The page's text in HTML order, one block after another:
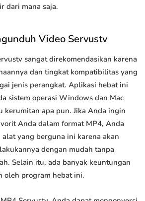
dari mana saja.
Video Servustv
sangat direkomendasikan karena
dan tingkat kompatibilitas yang
jenis perangkat. Aplikasi hebat ini
sistem operasi Windows dan Mac
kerumitan apa pun. Jika Anda ingin
Anda dalam format MP4, Anda
yang berguna ini karena akan
dengan mudah tanpa
Selain itu, ada banyak keuntungan
oleh program hebat ini.